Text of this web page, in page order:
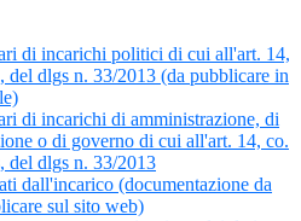
di incarichi politici di cui all'art. 14,
del dlgs n. 33/2013 (da pubblicare in
di incarichi di amministrazione, di
o di governo di cui all'art. 14, co.
del dlgs n. 33/2013
dall'incarico (documentazione da
sul sito web)